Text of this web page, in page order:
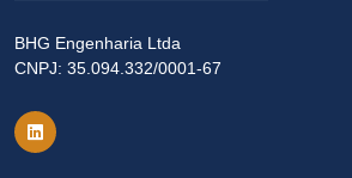
BHG Engenharia Ltda
CNPJ: 35.094.332/0001-67